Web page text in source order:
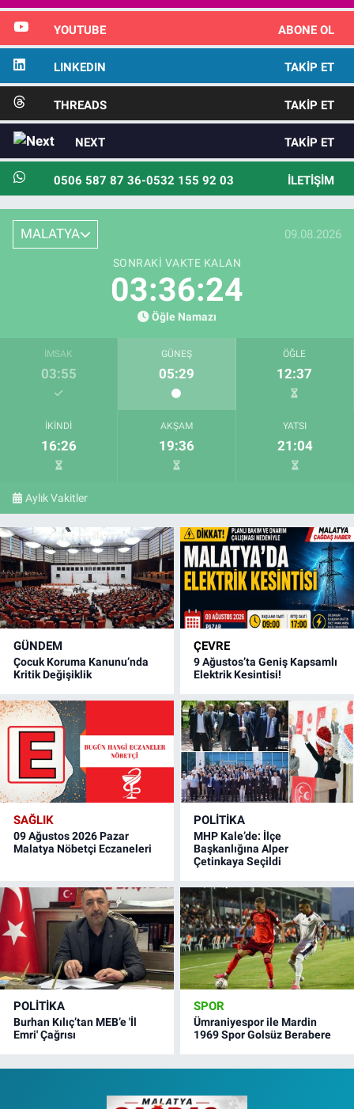
YOUTUBE ABONE OL
LINKEDIN TAKIP ET
THREADS TAKIP ET
NEXT TAKIP ET
0506 587 87 36-0532 155 92 03 İLETIŞIM
MALATYA 09.08.2026
SONRAKI VAKTE KALAN
03:36:22
Öğle Namazı
İMSAK
03:55
GÜNEŞ
05:29
ÖĞLE
12:37
İKINDI
16:26
AKŞAM
19:36
YATSI
21:04
Aylık Vakitler
GÜNDEM
Çocuk Koruma Kanunu’nda
Kritik Değişiklik
ÇEVRE
9 Ağustos’ta Geniş Kapsamlı
Elektrik Kesintisi!
SAĞLIK
09 Ağustos 2026 Pazar
Malatya Nöbetçi Eczaneleri
POLITIKA
MHP Kale’de: İlçe
Başkanlığına Alper
Çetinkaya Seçildi
POLITIKA
Burhan Kılıç’tan MEB’e 'İl
Emri' Çağrısı
SPOR
Ümraniyespor ile Mardin
1969 Spor Golsüz Berabere